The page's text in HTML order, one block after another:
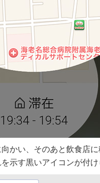
かい、そのあと飲食店
示す黒いアイコンが付け